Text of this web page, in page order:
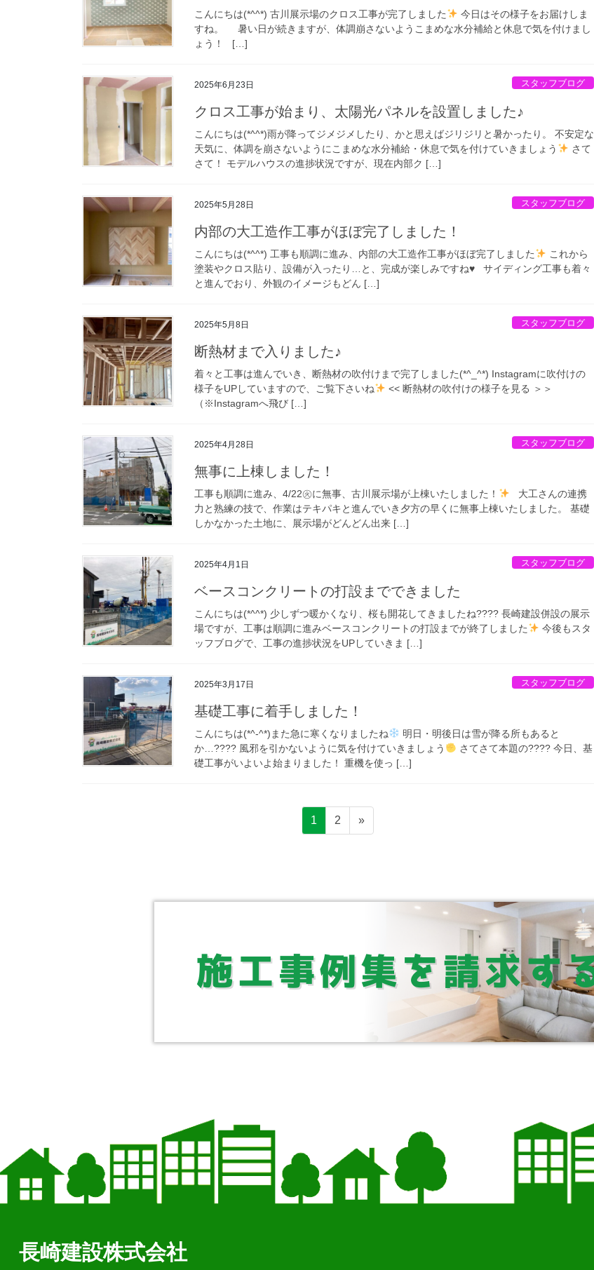
こんにちは(*^^*) 古川展示場のクロス工事が完了しました
今日はその様子をお届けしま
すね。 暑い日が続きますが、体調崩さないようこまめな水分補給と休息で気を付けまし
ょう！ […]
2025年6月23日 スタッフブログ
クロス工事が始まり、太陽光パネルを設置しました♪
こんにちは(*^^*)雨が降ってジメジメしたり、かと思えばジリジリと暑かったり。 不安定な
天気に、体調を崩さないようにこまめな水分補給・休息で気を付けていきましょう
さて
さて！ モデルハウスの進捗状況ですが、現在内部ク […]
2025年5月28日 スタッフブログ
内部の大工造作工事がほぼ完了しました！
こんにちは(*^^*) 工事も順調に進み、内部の大工造作工事がほぼ完了しました
これから
塗装やクロス貼り、設備が入ったり…と、完成が楽しみですね♥ サイディング工事も着々
と進んでおり、外観のイメージもどん […]
2025年5月8日 スタッフブログ
断熱材まで入りました♪
着々と工事は進んでいき、断熱材の吹付けまで完了しました(*^_^*) Instagramに吹付けの
様子をUPしていますので、ご覧下さいね
<< 断熱材の吹付けの様子を見る ＞＞
（※Instagramへ飛び […]
2025年4月28日 スタッフブログ
無事に上棟しました！
工事も順調に進み、4/22㊋に無事、古川展示場が上棟いたしました！
大工さんの連携
力と熟練の技で、作業はテキパキと進んでいき夕方の早くに無事上棟いたしました。 基礎
しかなかった土地に、展示場がどんどん出来 […]
2025年4月1日 スタッフブログ
ベースコンクリートの打設までできました
こんにちは(*^^*) 少しずつ暖かくなり、桜も開花してきましたね???? 長崎建設併設の展示
場ですが、工事は順調に進みベースコンクリートの打設までが終了しました
今後もスタ
ッフブログで、工事の進捗状況をUPしていきま […]
2025年3月17日 スタッフブログ
基礎工事に着手しました！
こんにちは(*^-^*)また急に寒くなりましたね
明日・明後日は雪が降る所もあると
か…???? 風邪を引かないように気を付けていきましょう
さてさて本題の???? 今日、基
礎工事がいよいよ始まりました！ 重機を使っ […]
1 2 »
長崎建設株式会社